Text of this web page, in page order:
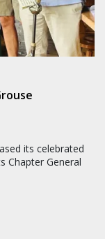
its celebrated
Chapter General